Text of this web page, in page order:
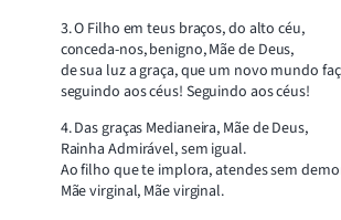
3. O Filho em teus braços, do alto céu,
conceda-nos, benigno, Mãe de Deus,
de sua luz a graça, que um novo mundo
seguindo aos céus! Seguindo aos céus!
4. Das graças Medianeira, Mãe de Deus,
Rainha Admirável, sem igual.
Ao filho que te implora, atendes sem
Mãe virginal, Mãe virginal.